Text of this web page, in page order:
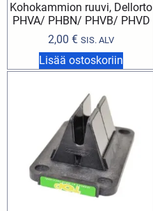
Kohokammion ruuvi, Dellorto
PHVA/ PHBN/ PHVB/ PHVD
2,00 € SIS. ALV
Lisää ostoskoriin